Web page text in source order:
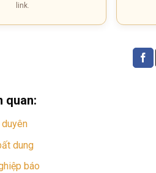
link.
quan:
dung
báo